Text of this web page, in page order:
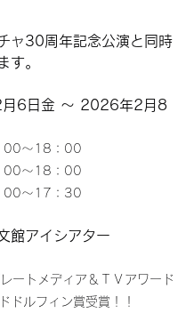
ャ30周年記念公演と同時
す。
6日金 ～ 2026年2月8
00～18：00
00～18：00
00～17：30
館アイシアター
ートメディア＆ＴＶアワード
ドルフィン賞受賞！！